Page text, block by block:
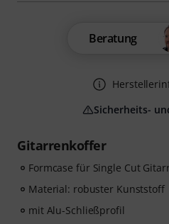
Gitarrenkoffer
Formcase für Single Cut
Material: robuster Kunststoff
mit Alu-Schließprofil
Beratung
Sicherheits-